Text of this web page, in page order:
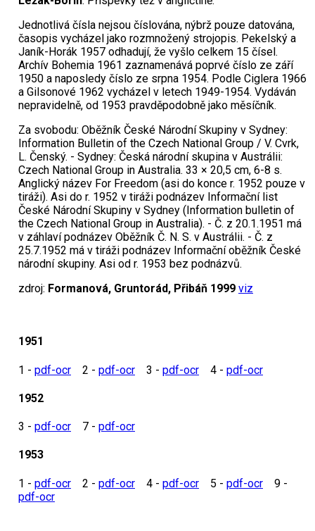
Jednotlivá čísla nejsou číslována, nýbrž pouze datována,
časopis vycházel jako rozmnožený strojopis. Pekelský a
Janík-Horák 1957 odhadují, že vyšlo celkem 15 čísel.
Archív Bohemia 1961 zaznamenává poprvé číslo ze září
1950 a naposledy číslo ze srpna 1954. Podle Ciglera 1966
a Gilsonové 1962 vycházel v letech 1949-1954. Vydáván
nepravidelně, od 1953 pravděpodobně jako měsíčník.
Za svobodu: Oběžník České Národní Skupiny v Sydney:
Information Bulletin of the Czech National Group / V. Cvrk,
L. Čenský. - Sydney: Česká národní skupina v Austrálii:
Czech National Group in Australia. 33 × 20,5 cm, 6-8 s.
Anglický název For Freedom (asi do konce r. 1952 pouze v
tiráži). Asi do r. 1952 v tiráži podnázev Informační list
České Národní Skupiny v Sydney (Information bulletin of
the Czech National Group in Australia). - Č. z 20.1.1951 má
v záhlaví podnázev Oběžník Č. N. S. v Austrálii. - Č. z
25.7.1952 má v tiráži podnázev Informační oběžník České
národní skupiny. Asi od r. 1953 bez podnázvů.
zdroj: Formanová, Gruntorád, Přibáň 1999 viz
1951
1 - pdf-ocr 2 - pdf-ocr 3 - pdf-ocr 4 - pdf-ocr
1952
3 - pdf-ocr 7 - pdf-ocr
1953
1 - pdf-ocr 2 - pdf-ocr 4 - pdf-ocr 5 - pdf-ocr 9 -
pdf-ocr